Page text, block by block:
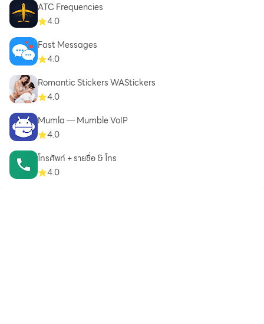
ATC Frequencies
4.0
Fast Messages
4.0
Romantic Stickers WAStickers
4.0
Mumla — Mumble VoIP
4.0
โทรศัพท์ + รายชื่อ & โทร
4.0